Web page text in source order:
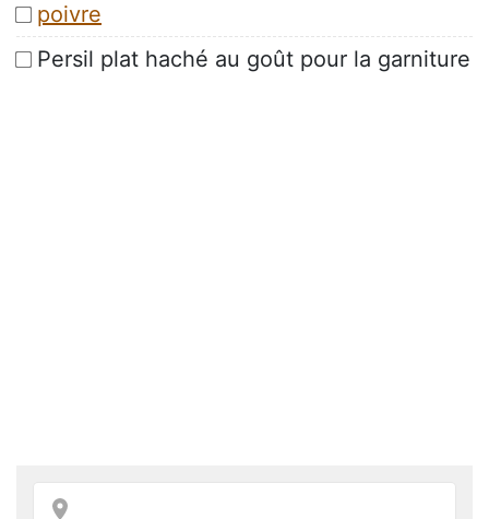
poivre
Persil plat haché au goût pour la garniture